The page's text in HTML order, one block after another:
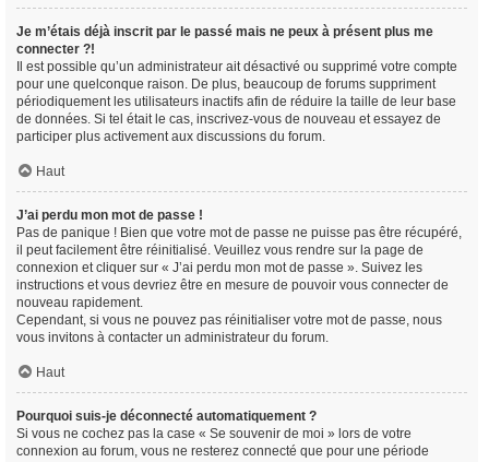
Je m’étais déjà inscrit par le passé mais ne peux à présent plus me
connecter ?!
Il est possible qu’un administrateur ait désactivé ou supprimé votre compte
pour une quelconque raison. De plus, beaucoup de forums suppriment
périodiquement les utilisateurs inactifs afin de réduire la taille de leur base
de données. Si tel était le cas, inscrivez-vous de nouveau et essayez de
participer plus activement aux discussions du forum.
Haut
J’ai perdu mon mot de passe !
Pas de panique ! Bien que votre mot de passe ne puisse pas être récupéré,
il peut facilement être réinitialisé. Veuillez vous rendre sur la page de
connexion et cliquer sur « J’ai perdu mon mot de passe ». Suivez les
instructions et vous devriez être en mesure de pouvoir vous connecter de
nouveau rapidement.
Cependant, si vous ne pouvez pas réinitialiser votre mot de passe, nous
vous invitons à contacter un administrateur du forum.
Haut
Pourquoi suis-je déconnecté automatiquement ?
Si vous ne cochez pas la case « Se souvenir de moi » lors de votre
connexion au forum, vous ne resterez connecté que pour une période